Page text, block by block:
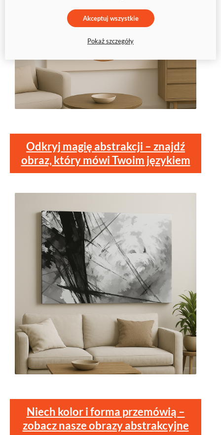
Odkryj magię abstrakcji – znajdź
obraz, który mówi Twoim językiem
Niech kolor i forma przemówią –
zobacz nasze obrazy abstrakcyjne
Akceptuj wszystkie
Pokaż szczegóły